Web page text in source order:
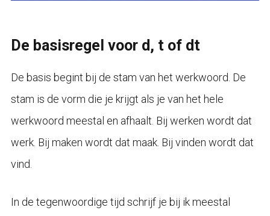
De basisregel voor d, t of dt
De basis begint bij de stam van het werkwoord. De
stam is de vorm die je krijgt als je van het hele
werkwoord meestal en afhaalt. Bij werken wordt dat
werk. Bij maken wordt dat maak. Bij vinden wordt dat
vind.
In de tegenwoordige tijd schrijf je bij ik meestal